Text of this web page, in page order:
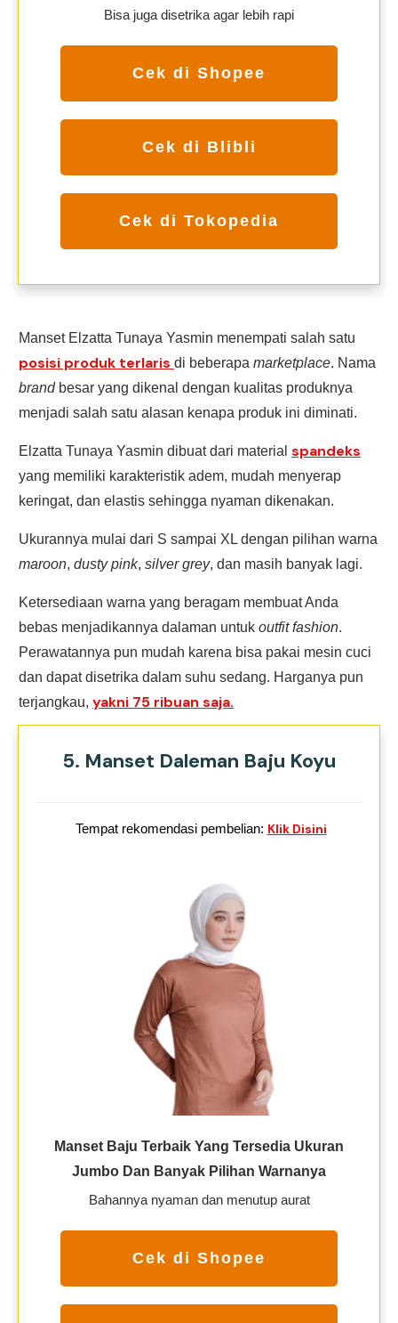
Bisa juga disetrika agar lebih rapi
Cek di Shopee
Cek di Blibli
Cek di Tokopedia
Manset Elzatta Tunaya Yasmin menempati salah satu
posisi produk terlaris di beberapa marketplace. Nama
brandbesar yang dikenal dengan kualitas produknya
menjadi salah satu alasan kenapa produk ini diminati.
Elzatta Tunaya Yasmin dibuat dari material spandeks
yang memiliki karakteristik adem, mudah menyerap
keringat, dan elastis sehingga nyaman dikenakan.
Ukurannya mulai dari S sampai XL dengan pilihan warna
maroon, dusty pink, silver grey, dan masih banyak lagi.
Ketersediaan warna yang beragam membuat Anda
bebas menjadikannya dalaman untuk outfit fashion.
Perawatannya pun mudah karena bisa pakai mesin cuci
dan dapat disetrika dalam suhu sedang. Harganya pun
terjangkau, yakni 75 ribuan saja.
5. Manset Daleman Baju Koyu
Tempat rekomendasi pembelian: Klik Disini
Manset Baju Terbaik Yang Tersedia Ukuran
Jumbo Dan Banyak Pilihan Warnanya
Bahannya nyaman dan menutup aurat
Cek di Shopee